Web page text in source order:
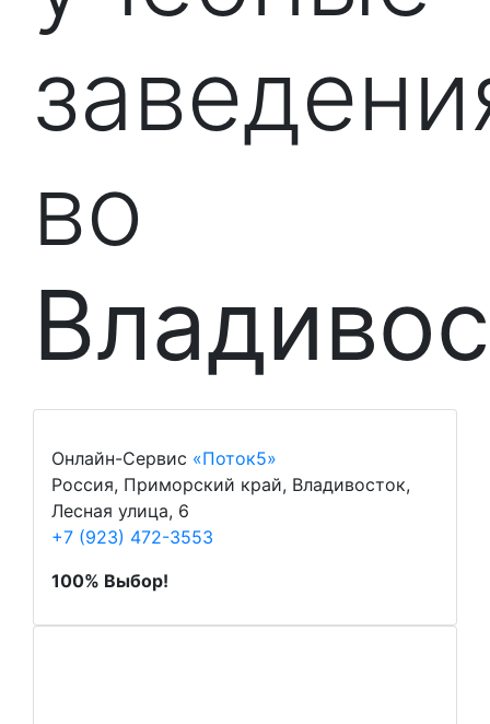
во
Онлайн-Сервис «Поток5»
Россия, Приморский край, Владивосток,
Лесная улица, 6
+7 (923) 472-3553
100% Выбор!